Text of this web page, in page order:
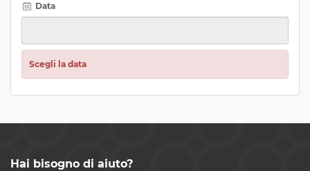
Data
Scegli la data
Hai bisogno di aiuto?